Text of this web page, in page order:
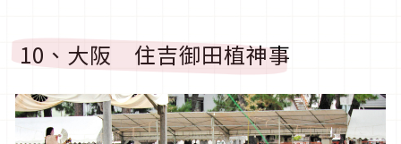
10、大阪 住吉御田植神事